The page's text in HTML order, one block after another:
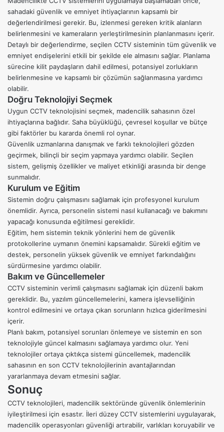
sahadaki güvenlik ve emniyet ihtiyaçlarının kapsamlı bir
değerlendirilmesi gerekir. Bu, izlenmesi gereken kritik alanların
belirlenmesini ve kameraların yerleştirilmesinin planlanmasını içerir.
Detaylı bir değerlendirme, seçilen CCTV sisteminin tüm güvenlik ve
emniyet endişelerini etkili bir şekilde ele almasını sağlar. Planlama
sürecine kilit paydaşların dahil edilmesi, potansiyel zorlukların
belirlenmesine ve kapsamlı bir çözümün sağlanmasına yardımcı
olabilir.
Doğru Teknolojiyi Seçmek
Uygun CCTV teknolojisini seçmek, madencilik sahasının özel
ihtiyaçlarına bağlıdır. Saha büyüklüğü, çevresel koşullar ve bütçe
gibi faktörler bu kararda önemli rol oynar.
Güvenlik uzmanlarına danışmak ve farklı teknolojileri gözden
geçirmek, bilinçli bir seçim yapmaya yardımcı olabilir. Seçilen
sistem, gelişmiş özellikler ve maliyet etkinliği arasında bir denge
sunmalıdır.
Kurulum ve Eğitim
Sistemin doğru çalışmasını sağlamak için profesyonel kurulum
önemlidir. Ayrıca, personelin sistemi nasıl kullanacağı ve bakımını
yapacağı konusunda eğitilmesi gereklidir.
Eğitim, hem sistemin teknik yönlerini hem de güvenlik
protokollerine uymanın önemini kapsamalıdır. Sürekli eğitim ve
destek, personelin yüksek güvenlik ve emniyet farkındalığını
sürdürmesine yardımcı olabilir.
Bakım ve Güncellemeler
CCTV sisteminin verimli çalışmasını sağlamak için düzenli bakım
gereklidir. Bu, yazılım güncellemelerini, kamera işlevselliğinin
kontrol edilmesini ve ortaya çıkan sorunların hızlıca giderilmesini
içerir.
Planlı bakım, potansiyel sorunları önlemeye ve sistemin en son
teknolojiyle güncel kalmasını sağlamaya yardımcı olur. Yeni
teknolojiler ortaya çıktıkça sistemi güncellemek, madencilik
sahasının en son CCTV teknolojilerinin avantajlarından
yararlanmaya devam etmesini sağlar.
Sonuç
CCTV teknolojileri, madencilik sektöründe güvenlik önlemlerinin
iyileştirilmesi için esastır. İleri düzey CCTV sistemlerini uygulayarak,
madencilik operasyonları güvenliği artırabilir, varlıkları koruyabilir ve